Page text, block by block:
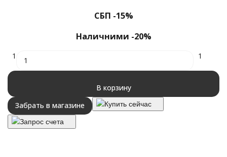
СБП -15%
Наличними -20%
1 1
В корзину
Забрать в магазине
Купить сейчас
Запрос счета